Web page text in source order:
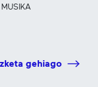
gehiago